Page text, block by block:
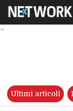
Ultimi articoli